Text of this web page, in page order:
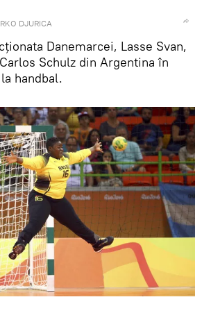
DJURICA
Danemarcei, Lasse Svan,
Schulz din Argentina în
handbal.